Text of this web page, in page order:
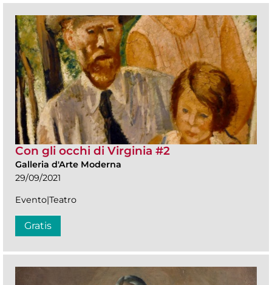
Con gli occhi di Virginia #2
Galleria d'Arte Moderna
29/09/2021
Evento|Teatro
Gratis